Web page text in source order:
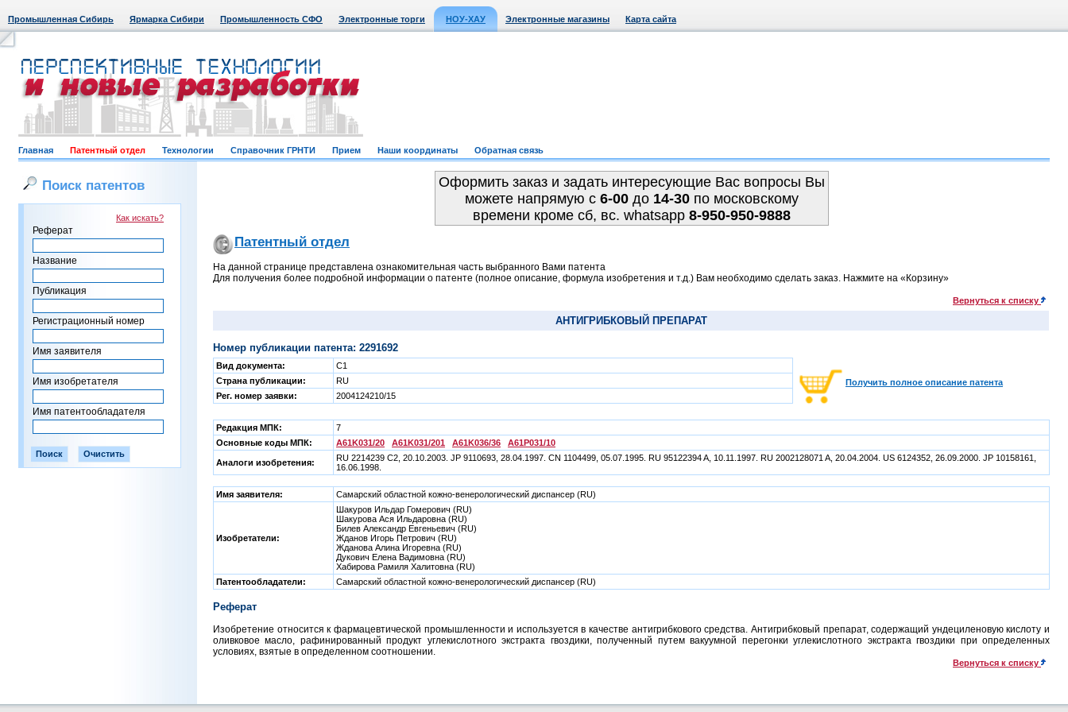
Промышленная Сибирь Ярмарка Сибири Промышленность СФО Электронные торги НОУ-ХАУ Электронные магазины Карта сайта
Главная Патентный отдел Технологии Справочник ГРНТИ Прием Наши координаты Обратная связь
Поиск патентов
Как искать?
Реферат
Название
Публикация
Регистрационный номер
Имя заявителя
Имя изобретателя
Имя патентообладателя
Оформить заказ и задать интересующие Вас вопросы Вы
можете напрямую c 6-00до 14-30по московскому
времени кроме сб, вс. whatsapp 8-950-950-9888
Патентный отдел
На данной странице представлена ознакомительная часть выбранного Вами патента
Для получения более подробной информации о патенте (полное описание, формула изобретения и т.д.) Вам необходимо сделать заказ. Нажмите на «Корзину»
Вернуться к списку
АНТИГРИБКОВЫЙ ПРЕПАРАТ
Номер публикации патента: 2291692
Вид документа:
C1
Страна публикации:
RU
Рег. номер заявки:
2004124210/15
Получить полное описание патента
Редакция МПК:
7
Основные коды МПК:
A61K031/20 A61K031/201 A61K036/36 A61P031/10
Аналоги изобретения:
RU 2214239 С2, 20.10.2003. JP 9110693, 28.04.1997. CN 1104499, 05.07.1995. RU 95122394 A, 10.11.1997. RU 2002128071 A, 20.04.2004. US 6124352, 26.09.2000. JP 10158161,
16.06.1998.
Имя заявителя: Самарский областной кожно-венерологический диспансер (RU)
Изобретатели:
Шакуров Ильдар Гомерович (RU)
Шакурова Ася Ильдаровна (RU)
Билев Александр Евгеньевич (RU)
Жданов Игорь Петрович (RU)
Жданова Алина Игоревна (RU)
Дукович Елена Вадимовна (RU)
Хабирова Рамиля Халитовна (RU)
Патентообладатели:
Самарский областной кожно-венерологический диспансер (RU)
Реферат
Изобретение относится к фармацевтической промышленности и используется в качестве антигрибкового средства. Антигрибковый препарат, содержащий ундециленовую кислоту и
оливковое масло, рафинированный продукт углекислотного экстракта гвоздики, полученный путем вакуумной перегонки углекислотного экстракта гвоздики при определенных
условиях, взятые в определенном соотношении.
Вернуться к списку